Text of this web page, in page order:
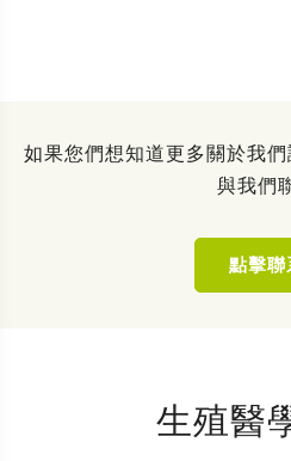
如果您們想知道更多關於我
與我們
點擊聯
生殖醫